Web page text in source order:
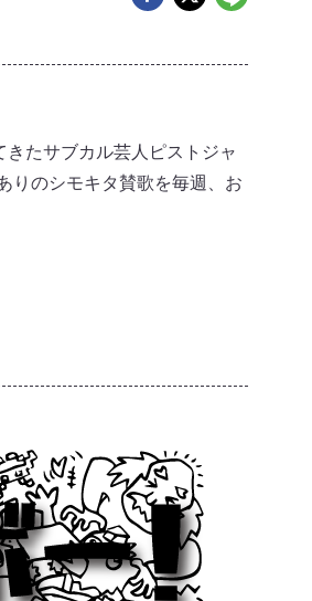
きたサブカル芸人ピストジャ
りのシモキタ賛歌を毎週、お